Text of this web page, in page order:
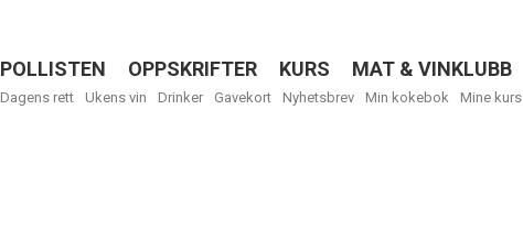
Menu
POLLISTEN OPPSKRIFTER KURS MAT & VINKLUBB
Dagens rett Ukens vin Drinker Gavekort Nyhetsbrev Min kokebok Mine kurs